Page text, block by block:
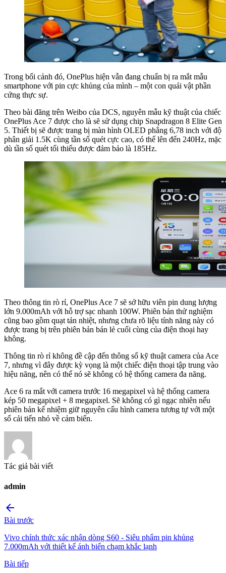
Trong bối cảnh đó, OnePlus hiện vẫn đang chuẩn bị ra mắt mẫu
smartphone với pin cực khủng của mình – một con quái vật phần
cứng thực sự.
Theo bài đăng trên Weibo của DCS, nguyên mẫu kỹ thuật của chiếc
OnePlus Ace 7 được cho là sẽ sử dụng chip Snapdragon 8 Elite Gen
5. Thiết bị sẽ được trang bị màn hình OLED phẳng 6,78 inch với độ
phân giải 1.5K cùng tần số quét cực cao, có thể lên đến 240Hz, mặc
dù tần số quét tối thiểu được đảm bảo là 185Hz.
Theo thông tin rò rỉ, OnePlus Ace 7 sẽ sở hữu viên pin dung lượng
lớn 9.000mAh với hỗ trợ sạc nhanh 100W. Phiên bản thử nghiệm
cũng bao gồm quạt tản nhiệt, nhưng chưa rõ liệu tính năng này có
được trang bị trên phiên bản bán lẻ cuối cùng của điện thoại hay
không.
Thông tin rò rỉ không đề cập đến thông số kỹ thuật camera của Ace
7, nhưng vì đây được kỳ vọng là một chiếc điện thoại tập trung vào
hiệu năng, nên có thể nó sẽ không có hệ thống camera đa năng.
Ace 6 ra mắt với camera trước 16 megapixel và hệ thống camera
kép 50 megapixel + 8 megapixel. Sẽ không có gì ngạc nhiên nếu
phiên bản kế nhiệm giữ nguyên cấu hình camera tương tự với một
số cải tiến nhỏ về cảm biến.
Tác giả bài viết
admin
arrow_back
Bài trước
Vivo chính thức xác nhận dòng S60 - Siêu phẩm pin khủng
7.000mAh với thiết kế ánh biển chạm khắc lạnh
Bài tiếp